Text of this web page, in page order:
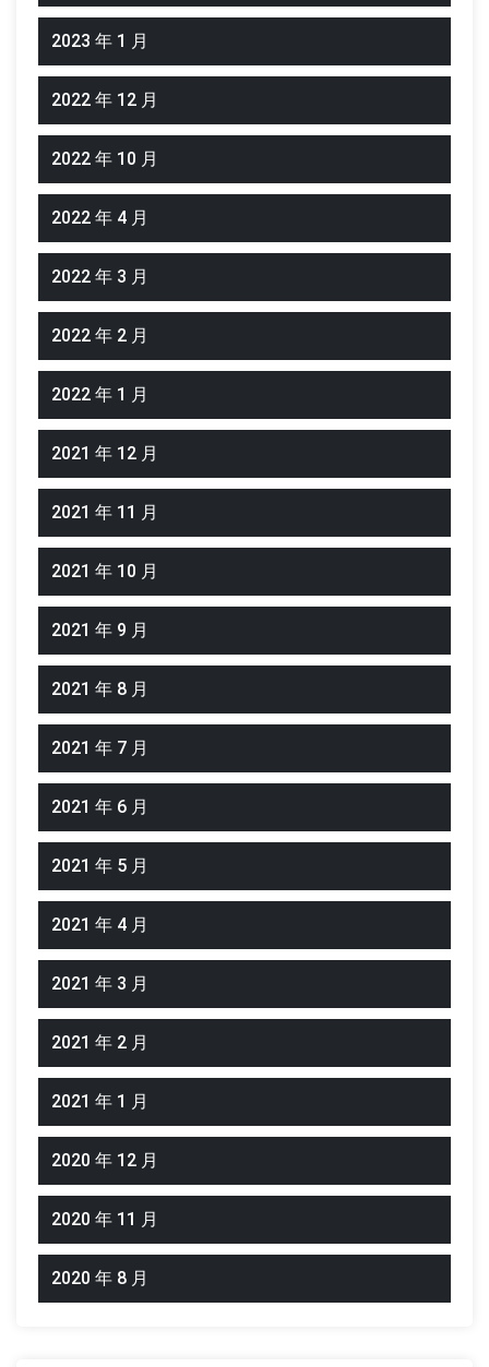
2023 年 1 月
2022 年 12 月
2022 年 10 月
2022 年 4 月
2022 年 3 月
2022 年 2 月
2022 年 1 月
2021 年 12 月
2021 年 11 月
2021 年 10 月
2021 年 9 月
2021 年 8 月
2021 年 7 月
2021 年 6 月
2021 年 5 月
2021 年 4 月
2021 年 3 月
2021 年 2 月
2021 年 1 月
2020 年 12 月
2020 年 11 月
2020 年 8 月